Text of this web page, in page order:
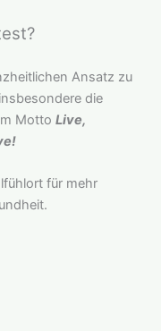
Ansatz zu
die
Motto Live,
für mehr